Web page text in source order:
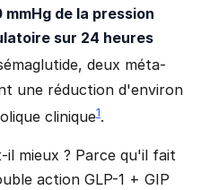
mmHg de la pression
sur 24 heures
deux méta-
une réduction d'environ
clinique1.
mieux ? Parce qu'il fait
action GLP-1 + GIP